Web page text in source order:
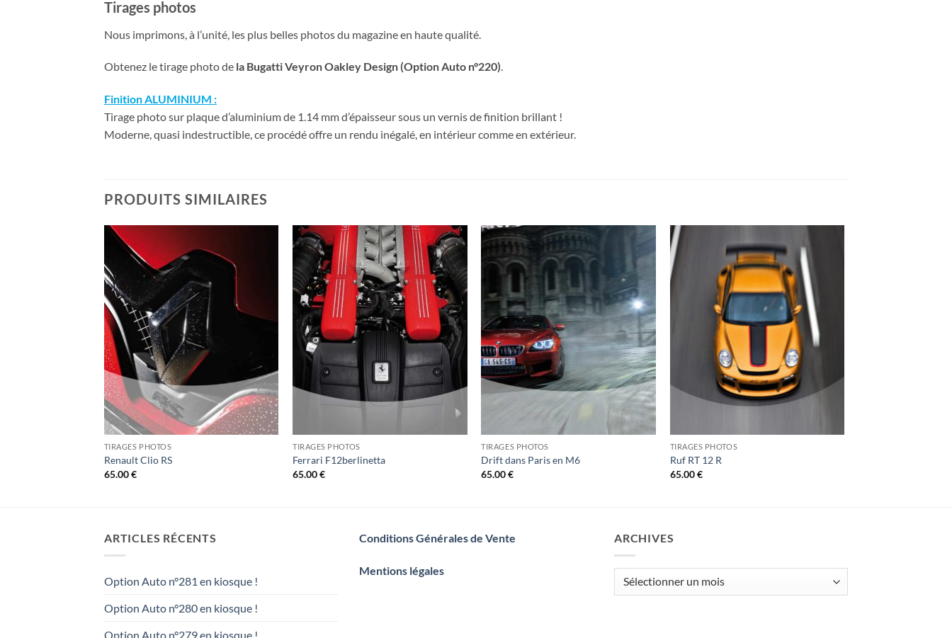
Tirages photos
Nous imprimons, à l’unité, les plus belles photos du magazine en haute qualité.
Obtenez le tirage photo de la Bugatti Veyron Oakley Design (Option Auto n°220).
Finition ALUMINIUM :
Tirage photo sur plaque d’aluminium de 1.14 mm d’épaisseur sous un vernis de finition brillant !
Moderne, quasi indestructible, ce procédé offre un rendu inégalé, en intérieur comme en extérieur.
PRODUITS SIMILAIRES
TIRAGES PHOTOS
Renault Clio RS
65.00€
TIRAGES PHOTOS
Ferrari F12berlinetta
65.00€
TIRAGES PHOTOS
Drift dans Paris en M6
65.00€
TIRAGES PHOTOS
Ruf RT 12 R
65.00€
ARTICLES RÉCENTS
Option Auto n°281 en kiosque !
Option Auto n°280 en kiosque !
Option Auto n°279 en kiosque !
Conditions Générales de Vente
Mentions légales
ARCHIVES
Archives